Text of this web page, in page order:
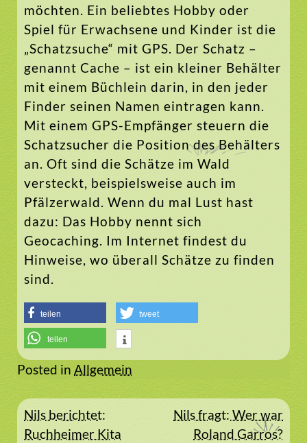
möchten. Ein beliebtes Hobby oder
Spiel für Erwachsene und Kinder ist die
„Schatzsuche“ mit GPS. Der Schatz –
genannt Cache – ist ein kleiner Behälter
mit einem Büchlein darin, in den jeder
Finder seinen Namen eintragen kann.
Mit einem GPS-Empfänger steuern die
Schatzsucher die Position des Behälters
an. Oft sind die Schätze im Wald
versteckt, beispielsweise auch im
Pfälzerwald. Wenn du mal Lust hast
dazu: Das Hobby nennt sich
Geocaching. Im Internet findest du
Hinweise, wo überall Schätze zu finden
sind.
teilen tweet
teilen
Posted in Allgemein
Beitragsnavigation
Nils berichtet:
Ruchheimer Kita
Nils fragt: Wer war
Roland Garros?